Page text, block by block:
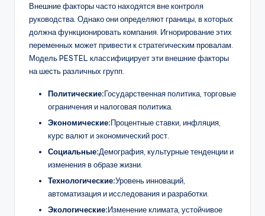
Внешние факторы часто находятся вне контроля
руководства. Однако они определяют границы, в которых
должна функционировать компания. Игнорирование этих
переменных может привести к стратегическим провалам.
Модель PESTEL классифицирует эти внешние факторы
на шесть различных групп.
Политические:Государственная политика, торговые
ограничения и налоговая политика.
Экономические:Процентные ставки, инфляция,
курс валют и экономический рост.
Социальные:Демография, культурные тенденции и
изменения в образе жизни.
Технологические:Уровень инноваций,
автоматизация и исследования и разработки.
Экологические:Изменение климата, устойчивое